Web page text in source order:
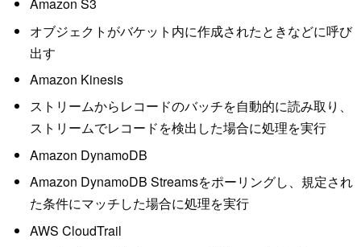
Amazon S3
オブジェクトがバケット内に作成されたときなどに呼び
出す
Amazon Kinesis
ストリームからレコードのバッチを自動的に読み取り、
ストリームでレコードを検出した場合に処理を実行
Amazon DynamoDB
Amazon DynamoDB Streamsをポーリングし、規定され
た条件にマッチした場合に処理を実行
AWS CloudTrail